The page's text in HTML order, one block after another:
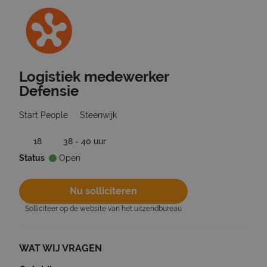
Ga terug naar vacatures
Logistiek medewerker
Defensie
Start People Steenwijk
18
38 - 40 uur
Status
Open
Nu solliciteren
Solliciteer op de website van het uitzendbureau
WAT WIJ VRAGEN